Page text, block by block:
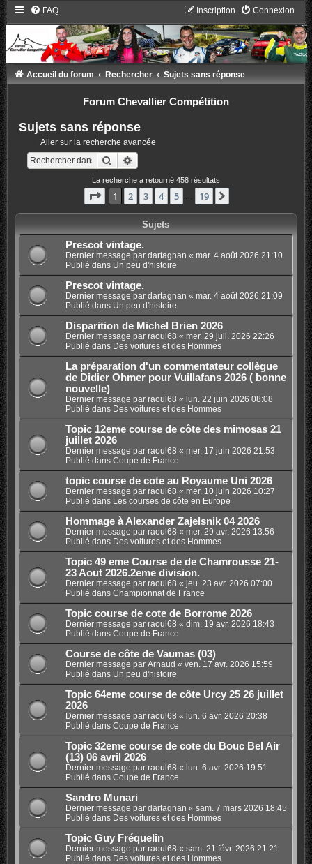
FAQ Connexion
Inscription
Accueil du forum Rechercher Sujets sans réponse
Forum Chevallier Compétition
Sujets sans réponse
Aller sur la recherche avancée
Rechercher
La recherche a retourné 458 résultats
Page 1sur19
1 2 3 4 5 19
Sujets
Prescot vintage.
Dernier message par dartagnan « mar. 4 août 2026 21:10
Publié dans Un peu d'histoire
Prescot vintage.
Dernier message par dartagnan « mar. 4 août 2026 21:09
Publié dans Un peu d'histoire
Disparition de Michel Brien 2026
Dernier message par raoul68 « mer. 29 juil. 2026 22:26
Publié dans Des voitures et des Hommes
La préparation d'un commentateur collègue
de Didier Ohmer pour Vuillafans 2026 ( bonne
nouvelle)
Dernier message par raoul68 « lun. 22 juin 2026 08:08
Publié dans Des voitures et des Hommes
Topic 12eme course de côte des mimosas 21
juillet 2026
Dernier message par raoul68 « mer. 17 juin 2026 21:53
Publié dans Coupe de France
topic course de cote au Royaume Uni 2026
Dernier message par raoul68 « mer. 10 juin 2026 10:27
Publié dans Les courses de côte en Europe
Hommage à Alexander Zajelsnik 04 2026
Dernier message par raoul68 « mer. 29 avr. 2026 13:56
Publié dans Des voitures et des Hommes
Topic 49 eme Course de de Chamrousse 21-
23 Aout 2026.2eme division.
Dernier message par raoul68 « jeu. 23 avr. 2026 07:00
Publié dans Championnat de France
Topic course de cote de Borrome 2026
Dernier message par raoul68 « dim. 19 avr. 2026 18:43
Publié dans Coupe de France
Course de côte de Vaumas (03)
Dernier message par Arnaud « ven. 17 avr. 2026 15:59
Publié dans Un peu d'histoire
Topic 64eme course de côte Urcy 25 26 juillet
2026
Dernier message par raoul68 « lun. 6 avr. 2026 20:38
Publié dans Coupe de France
Topic 32eme course de cote du Bouc Bel Air
(13) 06 avril 2026
Dernier message par raoul68 « lun. 6 avr. 2026 19:51
Publié dans Coupe de France
Sandro Munari
Dernier message par dartagnan « sam. 7 mars 2026 18:45
Publié dans Des voitures et des Hommes
Topic Guy Fréquelin
Dernier message par raoul68 « sam. 21 févr. 2026 21:21
Publié dans Des voitures et des Hommes